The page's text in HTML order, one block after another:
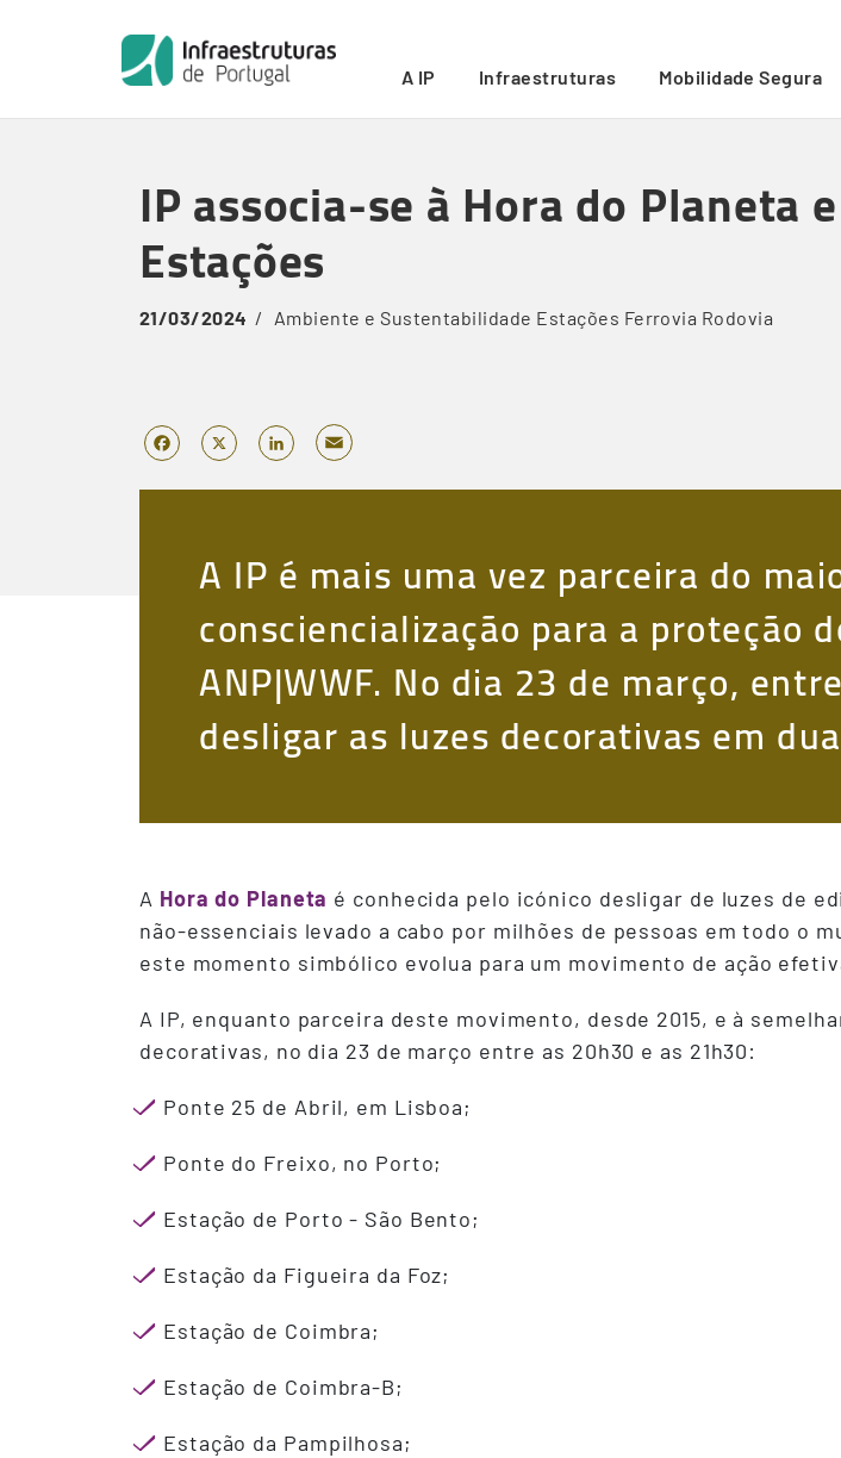
A IP Infraestruturas Mobilidade Segura
Breadcrumb
IP associa-se à Hora do Planeta e desliga as luzes em Pontes e Estações
IP associa-se à Hora do Planeta
Estações
21/03/2024 Ambiente e Sustentabilidade Estações Ferrovia Rodovia
Facebook
X LinkedIn
A IP é mais uma vez parceira do
consciencialização para a proteção
ANP|WWF. No dia 23 de março,
desligar as luzes decorativas em
A Hora do Planeta é conhecida pelo icónico desligar de luzes de
não-essenciais levado a cabo por milhões de pessoas em todo o
este momento simbólico evolua para um movimento de ação
A IP, enquanto parceira deste movimento, desde 2015, e à
decorativas, no dia 23 de março entre as 20h30 e as 21h30:
Ponte 25 de Abril, em Lisboa;
Ponte do Freixo, no Porto;
Estação de Porto - São Bento;
Estação da Figueira da Foz;
Estação de Coimbra;
Estação de Coimbra-B;
Estação da Pampilhosa;